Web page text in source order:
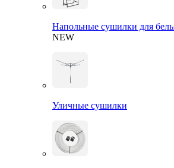
Напольные сушилки для
NEW
Уличные сушилки